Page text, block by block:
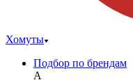
Хомуты
Подбор по брендам
A